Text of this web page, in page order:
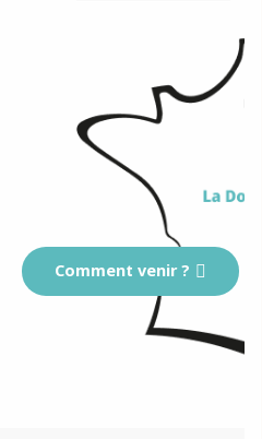
Comment venir ?